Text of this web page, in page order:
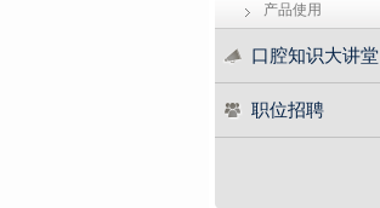
产品使用
口腔知识大讲堂
职位招聘